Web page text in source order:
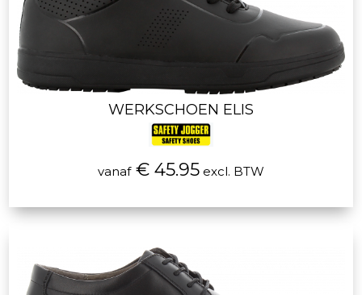
WERKSCHOEN ELIS
vanaf€ 45.95 excl. BTW